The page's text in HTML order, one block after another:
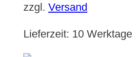
zzgl. Versand
Lieferzeit: 10 Werktage